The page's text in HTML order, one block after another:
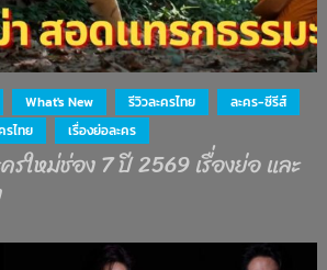
What's New รีวิวละครไทย
ละคร-ซีรีส์
รไทย เรื่องย่อละคร
รใหม่ช่อง 7 ปี 2569 เรื่องย่อ และ